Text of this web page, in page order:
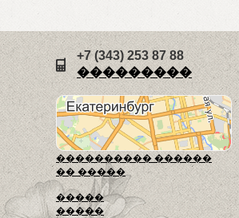
���������� ������
�� �����
�����
�����
+7 (343) 253 87 88
���������